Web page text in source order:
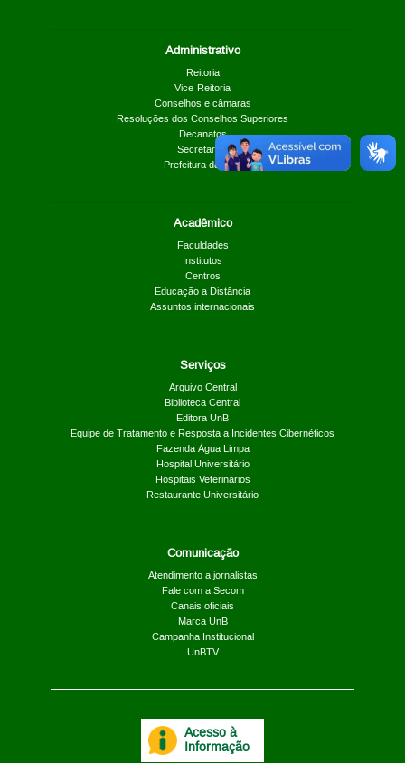
Administrativo
Reitoria
Vice-Reitoria
Conselhos e câmaras
Resoluções dos Conselhos Superiores
Decanatos
Secretarias
Prefeitura da UnB
Acadêmico
Faculdades
Institutos
Centros
Educação a Distância
Assuntos internacionais
Serviços
Arquivo Central
Biblioteca Central
Editora UnB
Equipe de Tratamento e Resposta a Incidentes Cibernéticos
Fazenda Água Limpa
Hospital Universitário
Hospitais Veterinários
Restaurante Universitário
Comunicação
Atendimento a jornalistas
Fale com a Secom
Canais oficiais
Marca UnB
Campanha Institucional
UnBTV
Acesso à
Informação